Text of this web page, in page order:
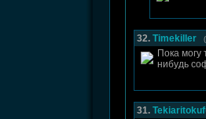
32. Timekiller
Пока могу
нибудь
31.